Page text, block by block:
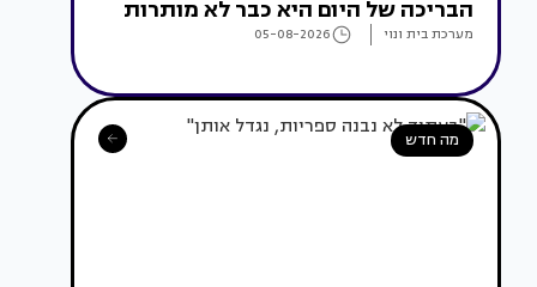
הבריכה של היום היא כבר לא מותרות
מערכת בית ונוי 05-08-2026
מה חדש